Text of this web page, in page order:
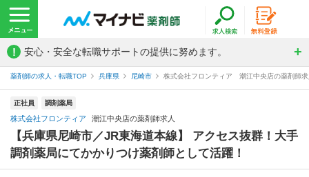
! 安心・安全な転職サポートの提供に努めます。
薬剤師の求人・転職TOP 兵庫県 尼崎市 株式会社フロンティア 潮江中央店の薬剤師
正社員 調剤薬局
株式会社フロンティア 潮江中央店の薬剤師求人
【兵庫県尼崎市／JR東海道本線】 アクセス抜群！大手
調剤薬局にてかかりつけ薬剤師として活躍！